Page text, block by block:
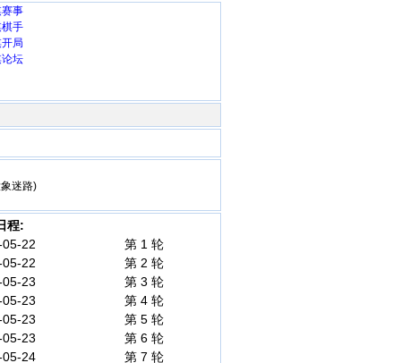
事
手
局
坛
迷路)
程:
22
第 1 轮
22
第 2 轮
23
第 3 轮
23
第 4 轮
23
第 5 轮
23
第 6 轮
05-24
第 7 轮